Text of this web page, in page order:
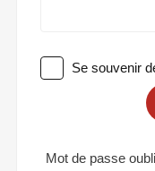
Se souvenir
Mot de passe